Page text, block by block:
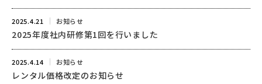
2025.4.21 お知らせ
2025年度社内研修第1回を行いました
2025.4.14 お知らせ
レンタル価格改定のお知らせ